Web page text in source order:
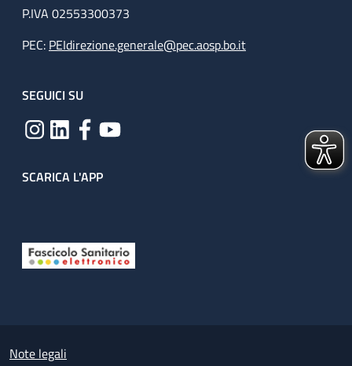
P.IVA 02553300373
PEC: PEIdirezione.generale@pec.aosp.bo.it
SEGUICI SU
SCARICA L'APP
Small prints
Note legali